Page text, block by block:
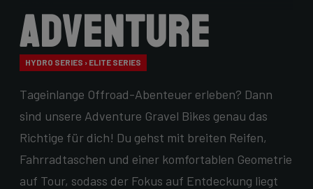
Adventure
HYDRO SERIES › ELITE SERIES
Tageinlange Offroad-Abenteuer erleben? Dann
sind unsere Adventure Gravel Bikes genau das
Richtige für dich! Du gehst mit breiten Reifen,
Fahrradtaschen und einer komfortablen Geometrie
auf Tour, sodass der Fokus auf Entdeckung liegt